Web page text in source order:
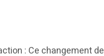
: Ce changement de